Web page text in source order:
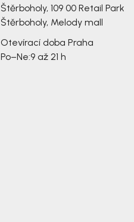
Štěrboholy, 109 00 Retail Park
Štěrboholy, Melody mall
Otevírací doba Praha
Po–Ne:9 až 21 h